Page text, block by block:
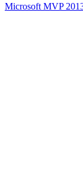
Microsoft MVP